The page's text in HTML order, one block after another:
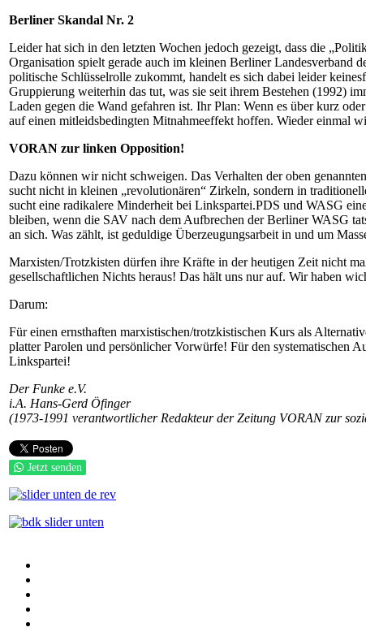
Berliner Skandal Nr. 2
Leider hat sich in den letzten Wochen jedoch gezeigt, dass die
Organisation spielt gerade auch im kleinen Berliner Landesverband
politische Schlüsselrolle zukommt, handelt es sich dabei leider
Gruppierung weiterhin das tut, was sie seit ihrem Bestehen (1992)
Laden gegen die Wand gefahren ist. Ihr Plan: Wenn es über kurz
auf einen mitleidsbedingten Mitnahmeeffekt hoffen. Wieder einmal
VORAN zur linken Opposition!
Dazu können wir nicht schweigen. Das Verhalten der oben
sucht nicht in kleinen „revolutionären“ Zirkeln, sondern in
sucht eine radikalere Minderheit bei Linkspartei.PDS und WASG
bleiben, wenn die SAV nach dem Aufbrechen der Berliner WASG
an sich. Was zählt, ist geduldige Überzeugungsarbeit in und um
Marxisten/Trotzkisten dürfen ihre Kräfte in der heutigen Zeit nicht
gesellschaftlichen Nichts heraus! Das hält uns nur auf. Wir haben
Darum:
Für einen ernsthaften marxistischen/trotzkistischen Kurs als
platter Parolen und persönlicher Vorwürfe! Für den systematischen
Linkspartei!
Der Funke e.V.
i.A. Hans-Gerd Öfinger
(1973-1991 verantwortlicher Redakteur der Zeitung VORAN zur
Jetzt senden